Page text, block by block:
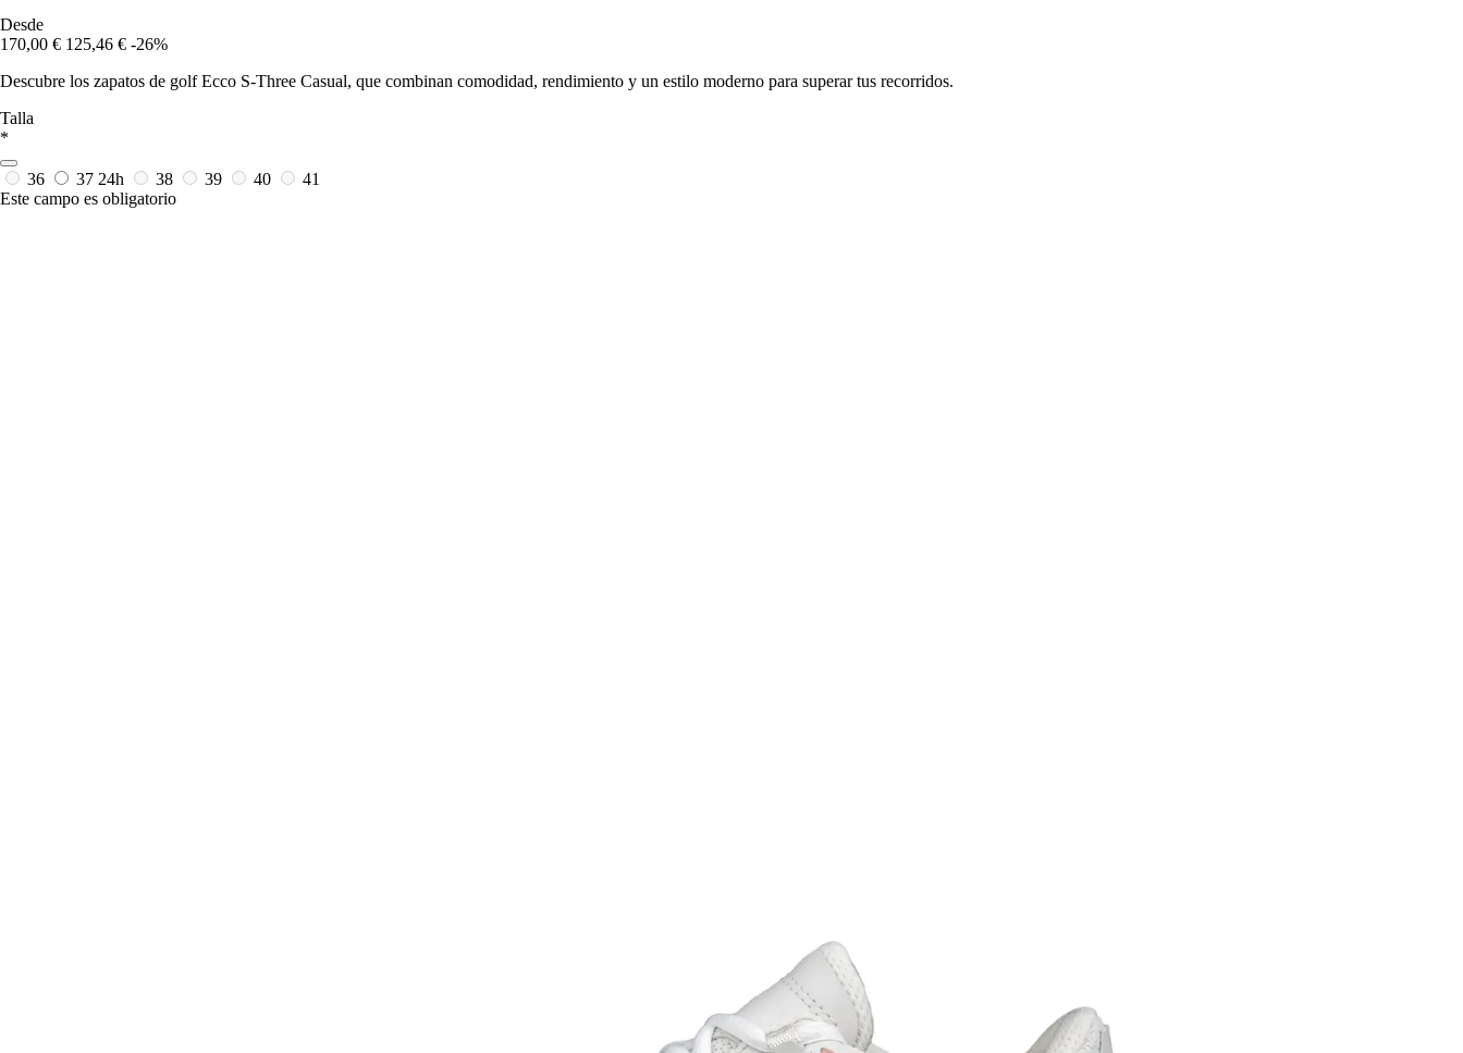
Desde
170,00 € 125,46 € -26%
Descubre los zapatos de golf Ecco S-Three Casual, que combinan comodidad, rendimiento y un estilo moderno para superar tus recorridos.
Talla
*
36 37 24h 38 39 40
41
Este campo es obligatorio